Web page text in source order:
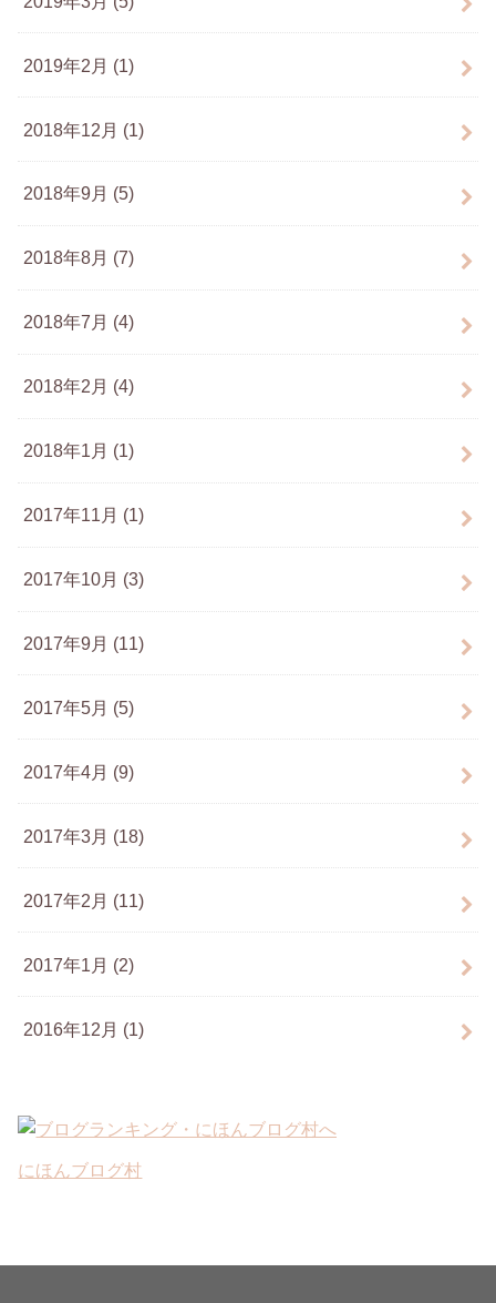
2019年2月 (1)
2018年12月 (1)
2018年9月 (5)
2018年8月 (7)
2018年7月 (4)
2018年2月 (4)
2018年1月 (1)
2017年11月 (1)
2017年10月 (3)
2017年9月 (11)
2017年5月 (5)
2017年4月 (9)
2017年3月 (18)
2017年2月 (11)
2017年1月 (2)
2016年12月 (1)
にほんブログ村